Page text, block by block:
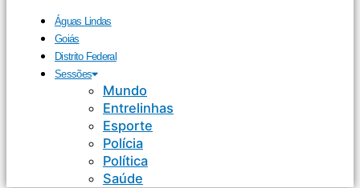
Águas Lindas
Goiás
Distrito Federal
Sessões
Mundo
Entrelinhas
Esporte
Polícia
Política
Saúde